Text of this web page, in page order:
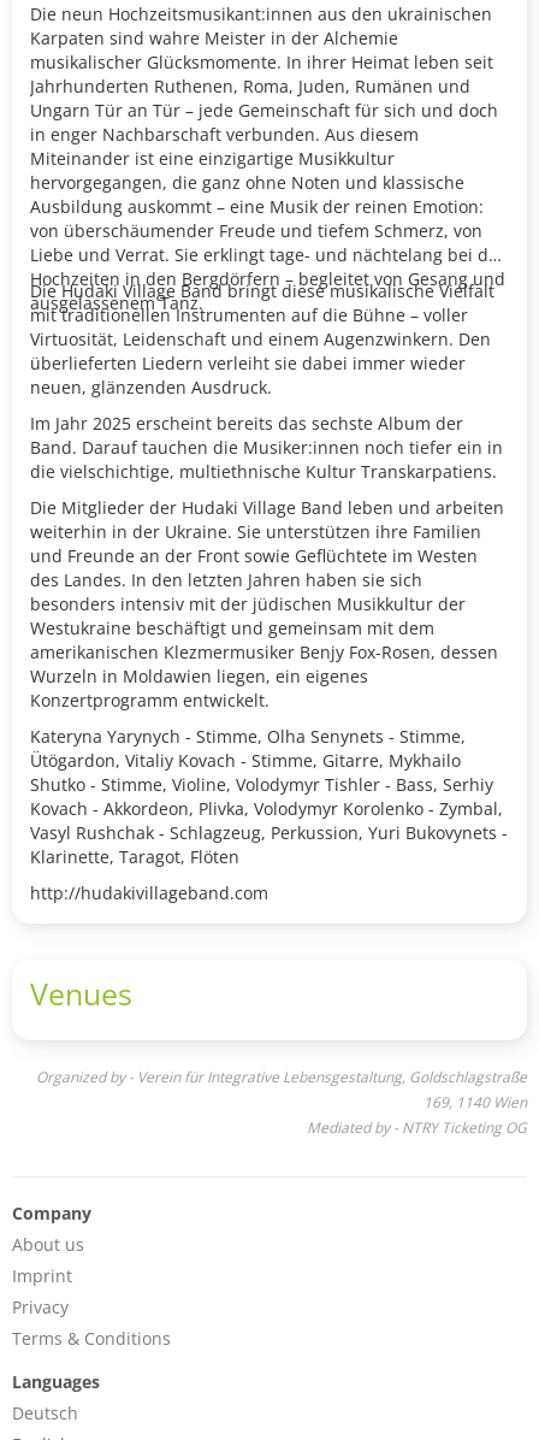
Die neun Hochzeitsmusikant:innen aus den ukrainischen
Karpaten sind wahre Meister in der Alchemie
musikalischer Glücksmomente. In ihrer Heimat leben seit
Jahrhunderten Ruthenen, Roma, Juden, Rumänen und
Ungarn Tür an Tür – jede Gemeinschaft für sich und doch
in enger Nachbarschaft verbunden. Aus diesem
Miteinander ist eine einzigartige Musikkultur
hervorgegangen, die ganz ohne Noten und klassische
Ausbildung auskommt – eine Musik der reinen Emotion:
von überschäumender Freude und tiefem Schmerz, von
Liebe und Verrat. Sie erklingt tage- und nächtelang bei den
Hochzeiten in den Bergdörfern – begleitet von Gesang und
ausgelassenem Tanz.
Die Hudaki Village Band bringt diese musikalische Vielfalt
mit traditionellen Instrumenten auf die Bühne – voller
Virtuosität, Leidenschaft und einem Augenzwinkern. Den
überlieferten Liedern verleiht sie dabei immer wieder
neuen, glänzenden Ausdruck.
Im Jahr 2025 erscheint bereits das sechste Album der
Band. Darauf tauchen die Musiker:innen noch tiefer ein in
die vielschichtige, multiethnische Kultur Transkarpatiens.
Die Mitglieder der Hudaki Village Band leben und arbeiten
weiterhin in der Ukraine. Sie unterstützen ihre Familien
und Freunde an der Front sowie Geflüchtete im Westen
des Landes. In den letzten Jahren haben sie sich
besonders intensiv mit der jüdischen Musikkultur der
Westukraine beschäftigt und gemeinsam mit dem
amerikanischen Klezmermusiker Benjy Fox-Rosen, dessen
Wurzeln in Moldawien liegen, ein eigenes
Konzertprogramm entwickelt.
Kateryna Yarynych - Stimme, Olha Senynets - Stimme,
Ütögardon, Vitaliy Kovach - Stimme, Gitarre, Mykhailo
Shutko - Stimme, Violine, Volodymyr Tishler - Bass, Serhiy
Kovach - Akkordeon, Plivka, Volodymyr Korolenko - Zymbal,
Vasyl Rushchak - Schlagzeug, Perkussion, Yuri Bukovynets -
Klarinette, Taragot, Flöten
http://hudakivillageband.com
Venues
Organized by - Verein für Integrative Lebensgestaltung, Goldschlagstraße
169, 1140 Wien
Mediated by - NTRY Ticketing OG
Company
About us
Imprint
Privacy
Terms & Conditions
Languages
Deutsch